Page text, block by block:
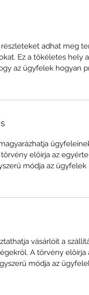
adhat meg
Ez a tökéletes hely
az ügyfelek hogyan
előírja az
módja az ügyfelek
vásárlóit a
A törvény
módja az